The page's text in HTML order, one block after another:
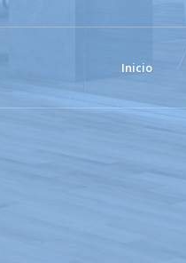
Inicio